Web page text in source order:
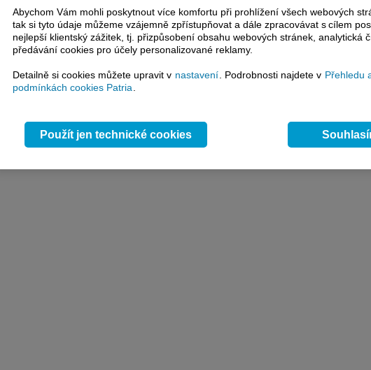
Abychom Vám mohli poskytnout více komfortu při prohlížení všech webových
tak si tyto údaje můžeme vzájemně zpřístupňovat a dále zpracovávat s cílem
nejlepší klientský zážitek, tj. přizpůsobení obsahu webových stránek, analytická
předávání cookies pro účely personalizované reklamy.
Detailně si cookies můžete upravit v nastavení . Podrobnosti najdete v Přehledu
podmínkách cookies Patria
Použít jen technické cookies